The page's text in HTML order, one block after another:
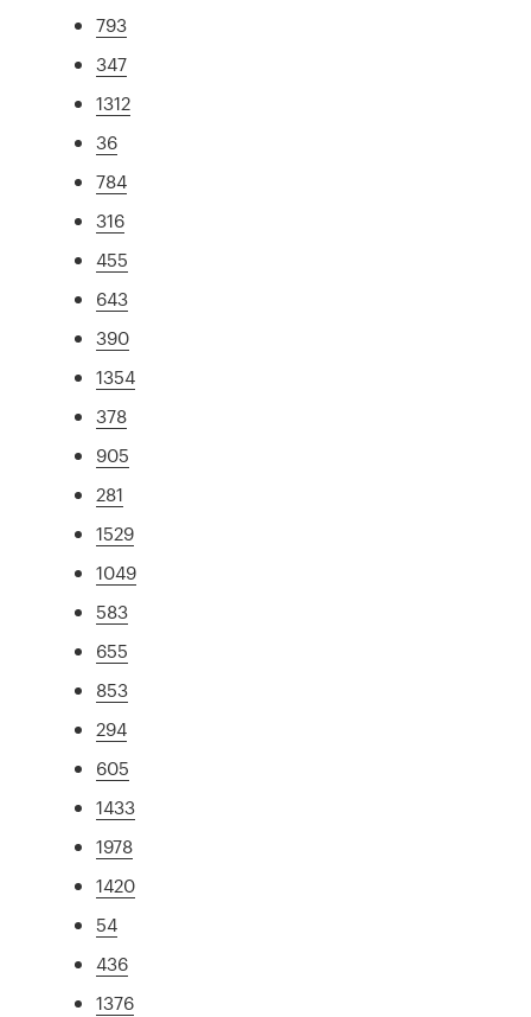
793
347
1312
36
784
316
455
643
390
1354
378
905
281
1529
1049
583
655
853
294
605
1433
1978
1420
54
436
1376